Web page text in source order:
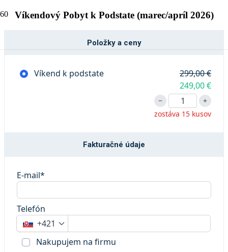
Víkendový Pobyt k Podstate (marec/apríl 2026)
Položky a ceny
Víkend k podstate
zostáva 15 kusov
299,00 €
249,00 €
Fakturačné údaje
E-mail*
Telefón
+421
Nakupujem na firmu